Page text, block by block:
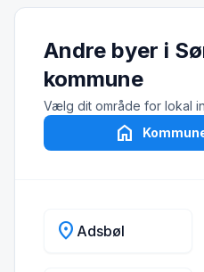
Andre byer i
kommune
Vælg dit område for lokal
home
location_on Adsbøl